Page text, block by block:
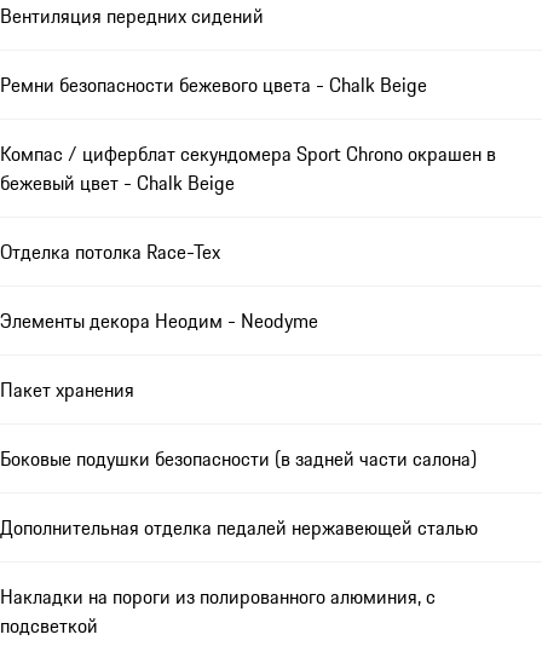
Вентиляция передних сидений
Ремни безопасности бежевого цвета - Chalk Beige
Компас / циферблат секундомера Sport Chrono окрашен в
бежевый цвет - Chalk Beige
Отделка потолка Race-Tex
Элементы декора Неодим - Neodyme
Пакет хранения
Боковые подушки безопасности (в задней части салона)
Дополнительная отделка педалей нержавеющей сталью
Накладки на пороги из полированного алюминия, с
подсветкой